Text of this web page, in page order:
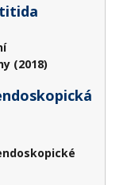
(2018)